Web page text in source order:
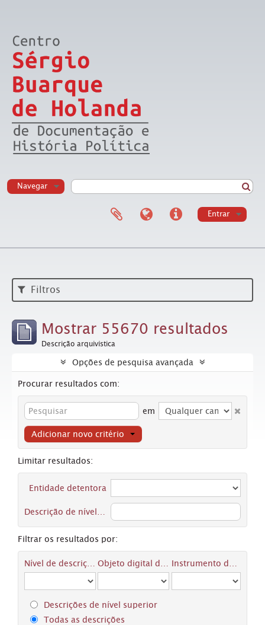
Navegar
Entrar
Filtros
Mostrar 55670 resultados
Descrição arquivística
Opções de pesquisa avançada
Procurar resultados com:
em
Adicionar novo critério
Limitar resultados:
Entidade detentora
Filtrar os resultados por:
Descrições de nível superior
Todas as descrições